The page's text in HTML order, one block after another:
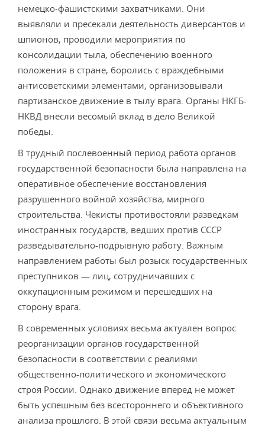
немецко-фашистскими захватчиками. Они
выявляли и пресекали деятельность диверсантов и
шпионов, проводили мероп­риятия по
консолидации тыла, обеспечению военного
положения в стране, боролись с враждебными
антисовет­скими элементами, организовывали
партизанское движе­ние в тылу врага. Органы НКГБ-
НКВД внесли весомый вклад в дело Великой
победы.
В трудный послевоенный период работа органов
го­сударственной безопасности была направлена на
опе­ративное обеспечение восстановления
разрушенного войной хозяйства, мирного
строительства. Чекисты про­тивостояли разведкам
иностранных государств, ведших против СССР
разведывательно-подрывную работу. Важ­ным
направлением работы был розыск государственных
преступников — лиц, сотрудничавших с
оккупационным режимом и перешедших на
сторону врага.
В современных условиях весьма актуален вопрос
ре­организации органов государственной
безопасности в со­ответствии с реалиями
общественно-политического и эко­номического
строя России. Однако движение вперед не может
быть успешным без всестороннего и объективного
анализа прошлого. В этой связи весьма актуальным